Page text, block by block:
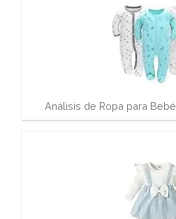
Análisis de Ropa para